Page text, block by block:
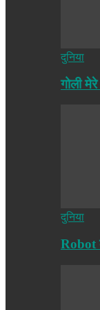
दुनिया
गोली
दुनिया
Robot